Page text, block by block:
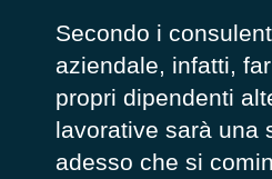
Secondo i
aziendale, infatti,
propri dipendenti
lavorative sarà una
adesso che si